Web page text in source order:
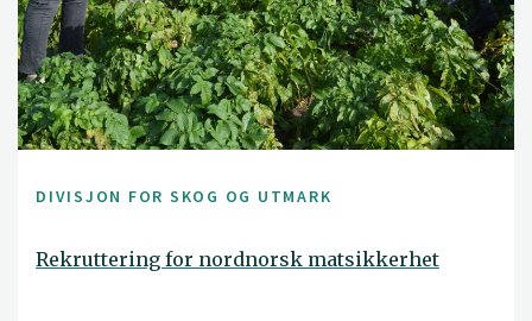
DIVISJON FOR SKOG OG UTMARK
Rekruttering for nordnorsk matsikkerhet